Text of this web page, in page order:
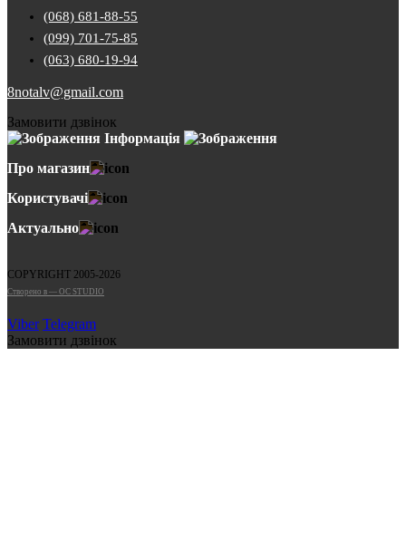
(068) 681-88-55
(099) 701-75-85
(063) 680-19-94
8notalv@gmail.com
Замовити дзвінок
Інформація
Про магазин
Користувачі
Актуально
COPYRIGHT 2005-2026
Cтворено в — OC STUDIO
Viber Telegram
Замовити дзвінок